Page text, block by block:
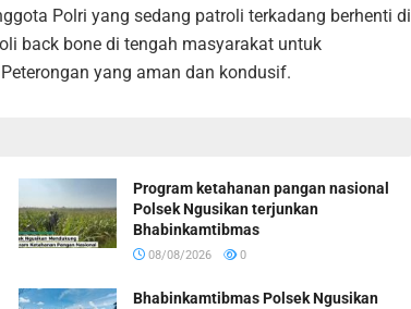
Polri yang sedang patroli terkadang berhenti di
back bone di tengah masyarakat untuk
yang aman dan kondusif.
Program ketahanan pangan nasional
Polsek Ngusikan terjunkan
Bhabinkamtibmas
08/08/2026 0
Bhabinkamtibmas Polsek Ngusikan